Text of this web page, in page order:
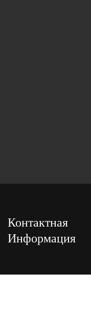
Контактная
Информация